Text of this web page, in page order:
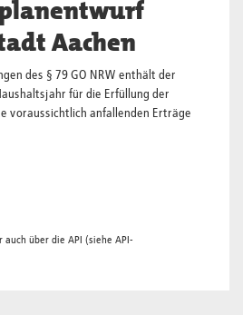
Aachen
des § 79 GO NRW enthält der
für die Erfüllung der
voraussichtlich anfallenden Erträge
auch über die API (siehe API-